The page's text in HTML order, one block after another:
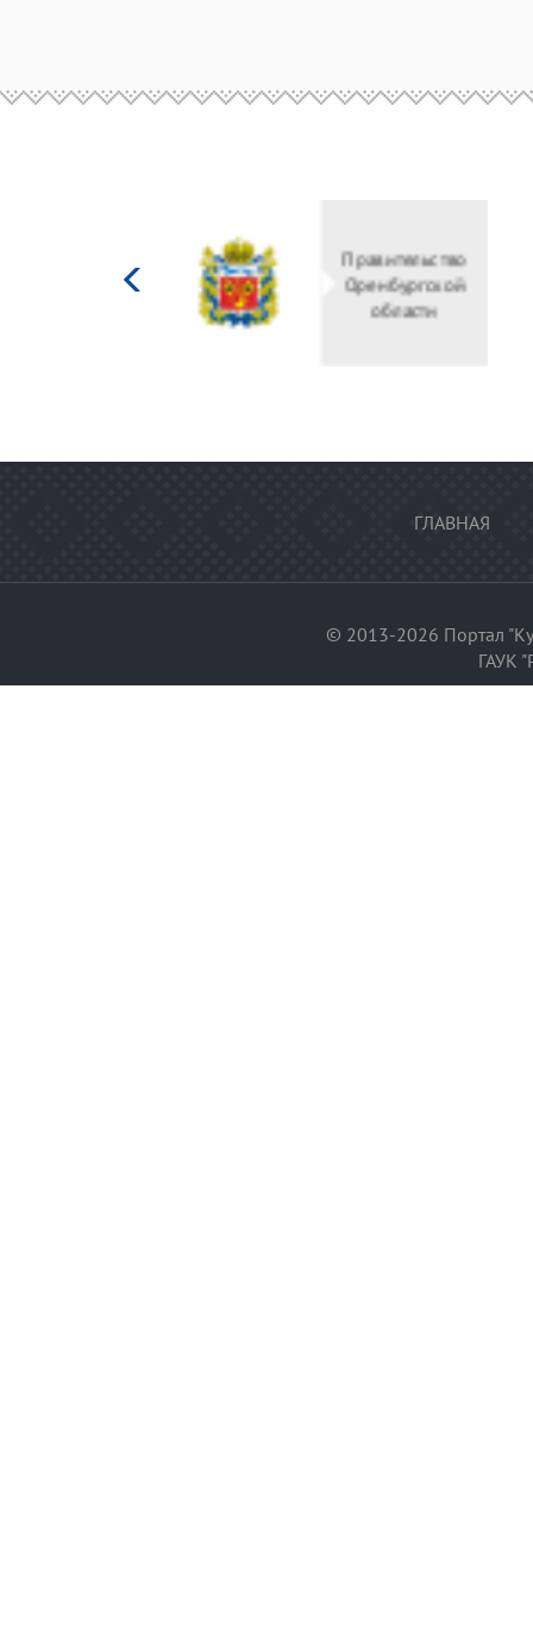
культуры
Российской
федерации
ГЛАВНАЯ
© 2013-2026 Портал
ГАУК